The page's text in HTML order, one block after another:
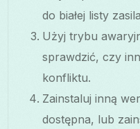
do białej listy
Użyj trybu
sprawdzić, czy
konfliktu.
Zainstaluj inną
dostępna, lub